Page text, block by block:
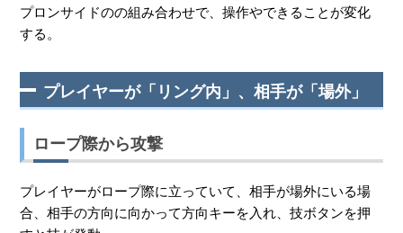
プロンサイドのの組み合わせで、操作やできることが変化
する。
プレイヤーが「リング内」、相手が「場外」
ロープ際から攻撃
プレイヤーがロープ際に立っていて、相手が場外にいる場
合、相手の方向に向かって方向キーを入れ、技ボタンを押